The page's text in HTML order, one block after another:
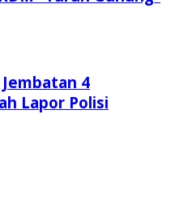
4
Lapor Polisi